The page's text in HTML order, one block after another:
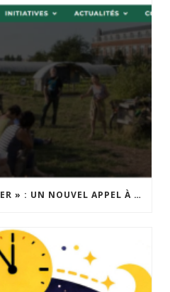
« INSPIRONS LE QUARTIER » : UN NOUVEL APPEL À PROJETS EST LANCÉ !